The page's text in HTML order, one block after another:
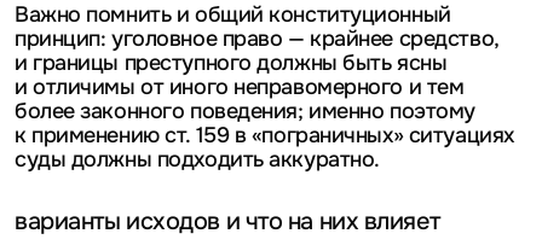
Важно помнить и общий конституционный
принцип: уголовное право — крайнее средство,
и границы преступного должны быть ясны
и отличимы от иного неправомерного и тем
более законного поведения; именно поэтому
к применению ст. 159 в «пограничных» ситуациях
суды должны подходить аккуратно.
варианты исходов и что на них влияет